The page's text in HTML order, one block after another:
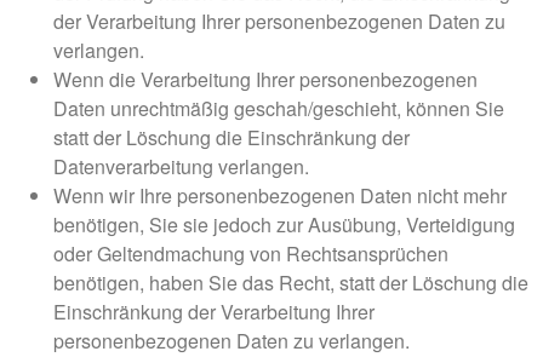
der Verarbeitung Ihrer personenbezogenen Daten zu
verlangen.
Wenn die Verarbeitung Ihrer personenbezogenen
Daten unrechtmäßig geschah/geschieht, können Sie
statt der Löschung die Einschränkung der
Datenverarbeitung verlangen.
Wenn wir Ihre personenbezogenen Daten nicht mehr
benötigen, Sie sie jedoch zur Ausübung, Verteidigung
oder Geltendmachung von Rechtsansprüchen
benötigen, haben Sie das Recht, statt der Löschung die
Einschränkung der Verarbeitung Ihrer
personenbezogenen Daten zu verlangen.